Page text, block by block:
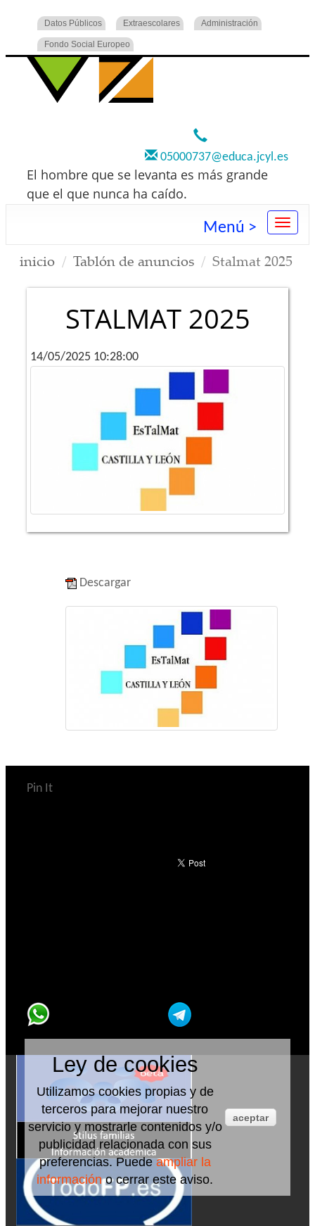
Datos Públicos Extraescolares Administración
Fondo Social Europeo
05000737@educa.jcyl.es
El hombre que se levanta es más grande
que el que nunca ha caído.
Menú >
inicio Tablón de anuncios Stalmat 2025
STALMAT 2025
14/05/2025 10:28:00
Descargar
Pin It
Ley de cookies
Utilizamos cookies propias y de
terceros para mejorar nuestro
servicio y mostrarle contenidos y/o
publicidad relacionada con sus
preferencias. Puedeampliar la
informacióno cerrar este aviso.
aceptar